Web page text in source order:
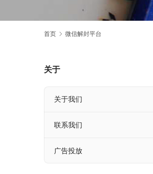
首页 微信解封平台
关于
关于我们
联系我们
广告投放